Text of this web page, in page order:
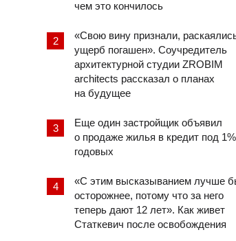
чем это кончилось
«Свою вину признали,
ущерб погашен». Соучредитель
архитектурной студии ZROBIM
architects рассказал о планах
на будущее
Еще один застройщик объявил
о продаже жилья в кредит под 1%
годовых
«С этим высказыванием лучше
осторожнее, потому что за него
теперь дают 12 лет». Как живет
Статкевич после освобождения